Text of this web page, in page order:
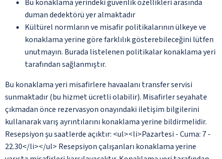
Bu konaklama yerindeki güvenlik özellikleri arasında
duman dedektörü yer almaktadır
Kültürel normların ve misafir politikalarının ülkeye ve
konaklama yerine göre farklılık gösterebileceğini lütfen
unutmayın. Burada listelenen politikalar konaklama yeri
tarafından sağlanmıştır.
Bu konaklama yeri misafirlere havaalanı transfer servisi
sunmaktadır (bu hizmet ücretli olabilir). Misafirler seyahate
çıkmadan önce rezervasyon onayındaki iletişim bilgilerini
kullanarak varış ayrıntılarını konaklama yerine bildirmelidir.
Resepsiyon şu saatlerde açıktır: <ul><li>Pazartesi - Cuma: 7 -
22.30</li></ul> Resepsiyon çalışanları konaklama yerine